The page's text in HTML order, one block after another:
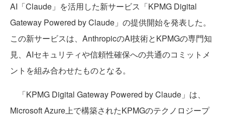
AI「Claude」を活用した新サービス「KPMG Digital
Gateway Powered by Claude」の提供開始を発表した。
この新サービスは、AnthropicのAI技術とKPMGの専門知
見、AIセキュリティや信頼性確保への共通のコミットメ
ントを組み合わせたものとなる。
「KPMG Digital Gateway Powered by Claude」は、
Microsoft Azure上で構築されたKPMGのテクノロジープ